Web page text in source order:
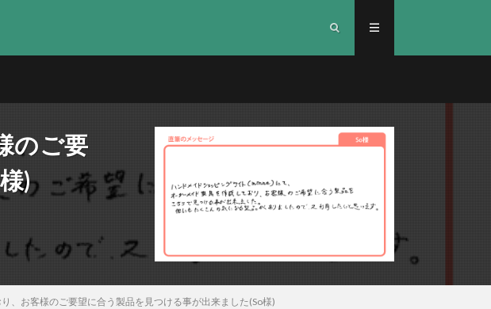
のご要
)
、お客様のご要望に合う製品を見つける事が出来ました(So様)